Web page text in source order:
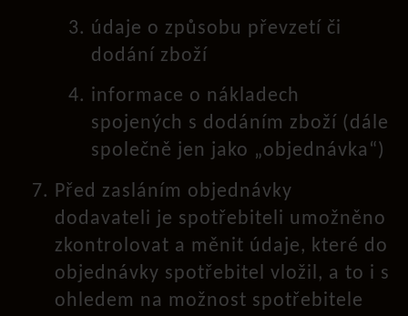
údaje o způsobu převzetí či
dodání zboží
informace o nákladech
spojených s dodáním zboží (dále
společně jen jako „objednávka“)
Před zasláním objednávky
dodavateli je spotřebiteli umožněno
zkontrolovat a měnit údaje, které do
objednávky spotřebitel vložil, a to i s
ohledem na možnost spotřebitele